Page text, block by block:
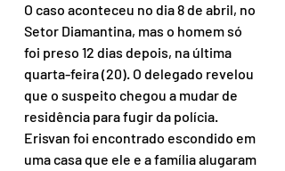
O caso aconteceu no dia 8 de abril, no
Setor Diamantina, mas o homem só
foi preso 12 dias depois, na última
quarta-feira (20). O delegado revelou
que o suspeito chegou a mudar de
residência para fugir da polícia.
Erisvan foi encontrado escondido em
uma casa que ele e a família alugaram